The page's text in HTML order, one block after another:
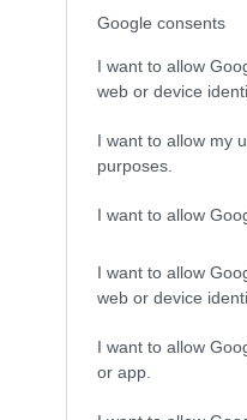
Google consents
I want to allow
web or device
I want to allow my
purposes.
I want to allow
I want to allow
web or device
I want to allow
or app.
hvordan de skal
avgjørelsen kan ikke